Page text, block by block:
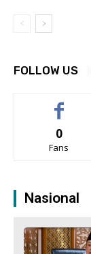
FOLLOW US
0
Fans
Nasional